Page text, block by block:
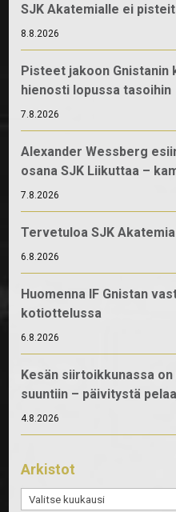
SJK Akatemialle ei
8.8.2026
Pisteet jakoon Gnistanin
hienosti lopussa tasoihin
7.8.2026
Alexander Wessberg
osana SJK Liikuttaa –
7.8.2026
Tervetuloa SJK
6.8.2026
Huomenna IF Gnistan
kotiottelussa
6.8.2026
Kesän siirtoikkunassa
suuntiin – päivitystä
4.8.2026
Arkistot
Arkistot